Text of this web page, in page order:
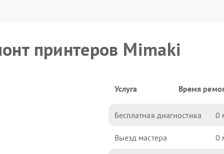
принтеров Mimaki
Услуга Время
Бесплатная диагностика 0
Выезд мастера 0